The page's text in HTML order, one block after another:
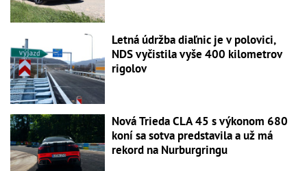
Letná údržba diaľnic je v polovici,
NDS vyčistila vyše 400 kilometrov
rigolov
Nová Trieda CLA 45 s výkonom 680
koní sa sotva predstavila a už má
rekord na Nurburgringu